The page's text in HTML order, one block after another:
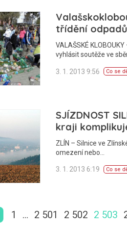
třídění odpadů
VALAŠSKÉ
vyhlásit soutěže ve
3. 1. 2013 9:56 Co se
SJÍZDNOST
kraji
ZLÍN – Silnice ve
omezení nebo…
3. 1. 2013 6:19 Co se
1 … 2 501 2 502 2 503